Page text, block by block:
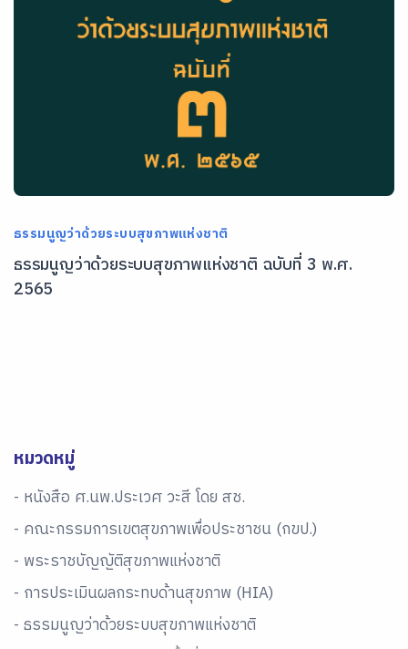
ธรรมนูญว่าด้วยระบบสุขภาพแห่งชาติ
ธรรมนูญว่าด้วยระบบสุขภาพแห่งชาติ ฉบับที่ 3 พ.ศ.
2565
หมวดหมู่
- หนังสือ ศ.นพ.ประเวศ วะสี โดย สช.
- คณะกรรมการเขตสุขภาพเพื่อประชาชน (กขป.)
- พระราชบัญญัติสุขภาพแห่งชาติ
- การประเมินผลกระทบด้านสุขภาพ (HIA)
- ธรรมนูญว่าด้วยระบบสุขภาพแห่งชาติ